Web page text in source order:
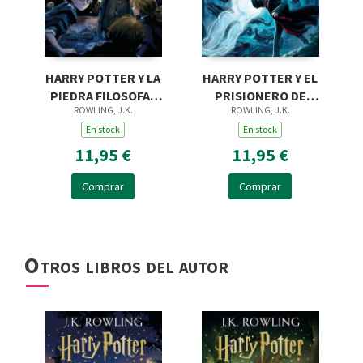
HARRY POTTER Y LA
PIEDRA FILOSOFAL
(HARRY POTTER
[EDICIÓN CON LA
PORTADA ILUSTRA
ROWLING, J.K.
En stock
11,95 €
Comprar
HARRY POTTER Y EL
PRISIONERO DE
AZKABAN (HARRY
POTTER [EDICIÓN
CON LA PORTADA IL
ROWLING, J.K.
En stock
11,95 €
Comprar
Otros libros del autor